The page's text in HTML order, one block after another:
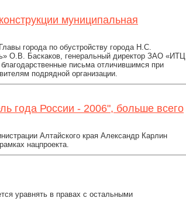
муниципальная
города по обустройству города Н.С.
О.В. Баскаков, генеральный директор ЗАО «ИТЦ
письма отличившимся при
подрядной организации.
года России - 2006", больше всего
Алтайского края Александр Карлин
нацпроекта.
уравнять в правах с остальными